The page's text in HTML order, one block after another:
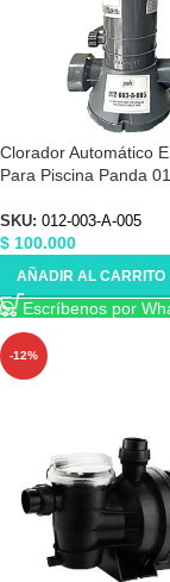
Clorador Automático
Para Piscina Panda
SKU: 012-003-A-005
$ 100.000
AÑADIR AL CARRITO
Escríbenos por
-12%